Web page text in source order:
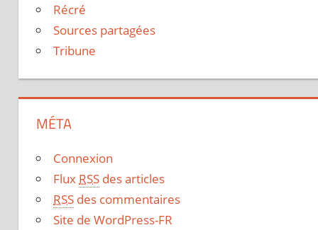
Récré
Sources partagées
Tribune
MÉTA
Connexion
Flux RSS des articles
RSS des commentaires
Site de WordPress-FR